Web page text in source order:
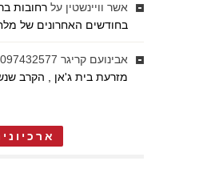
אשר וויינשטין על רחובות
בחודשים האחרונים של
אבינועם קריגר 097432577
מזרעת בית ג'אן , הקרב